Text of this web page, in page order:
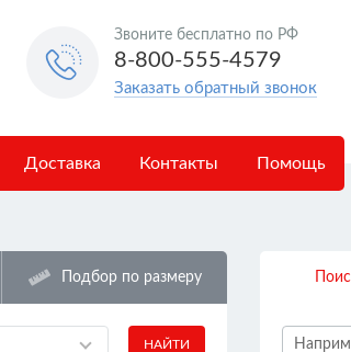
Звоните бесплатно по РФ
8-800-555-4579
Заказать обратный звонок
Доставка Контакты Помощь
НАЙТИ
Подбор по размеру